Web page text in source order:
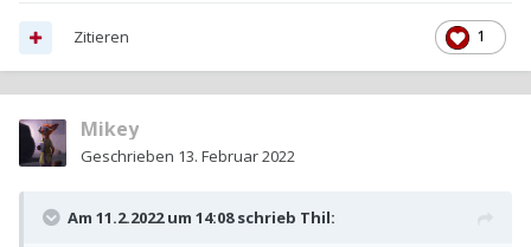
1
Zitieren
Mikey
Geschrieben 13. Februar 2022
Am 11.2.2022 um 14:08 schrieb Thil: